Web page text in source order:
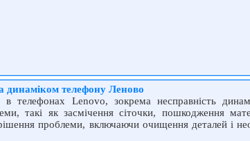
динаміком телефону Леново
в телефонах Lenovo, зокрема несправність
такі як засмічення сіточки, пошкодження
проблеми, включаючи очищення деталей і